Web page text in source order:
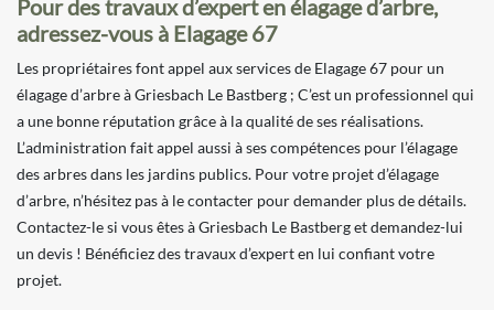
Pour des travaux d’expert en élagage d’arbre,
adressez-vous à Elagage 67
Les propriétaires font appel aux services de Elagage 67 pour un
élagage d’arbre à Griesbach Le Bastberg ; C’est un professionnel qui
a une bonne réputation grâce à la qualité de ses réalisations.
L’administration fait appel aussi à ses compétences pour l’élagage
des arbres dans les jardins publics. Pour votre projet d’élagage
d’arbre, n’hésitez pas à le contacter pour demander plus de détails.
Contactez-le si vous êtes à Griesbach Le Bastberg et demandez-lui
un devis ! Bénéficiez des travaux d’expert en lui confiant votre
projet.